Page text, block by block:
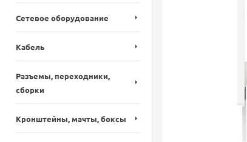
Сетевое оборудование
Кабель
Разъемы, переходники,
сборки
Кронштейны, мачты, боксы